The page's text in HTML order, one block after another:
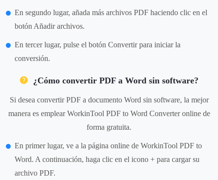
En segundo lugar, añada más archivos PDF haciendo clic en el
botón Añadir archivos.
En tercer lugar, pulse el botón Convertir para iniciar la
conversión.
¿Cómo convertir PDF a Word sin software?
Si desea convertir PDF a documento Word sin software, la mejor
manera es emplear WorkinTool PDF to Word Converter online de
forma gratuita.
En primer lugar, ve a la página online de WorkinTool PDF to
Word. A continuación, haga clic en el icono + para cargar su
archivo PDF.